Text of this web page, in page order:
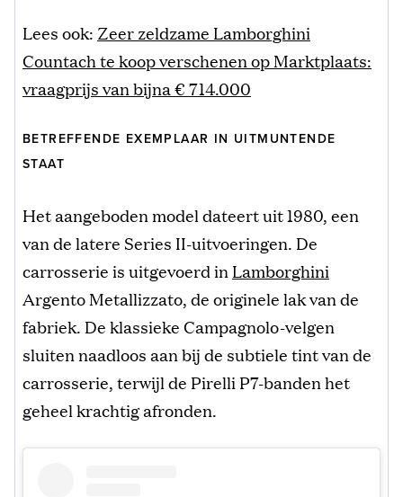
Lees ook: Zeer zeldzame Lamborghini
Countach te koop verschenen op Marktplaats:
vraagprijs van bijna € 714.000
BETREFFENDE EXEMPLAAR IN UITMUNTENDE
STAAT
Het aangeboden model dateert uit 1980, een
van de latere Series II-uitvoeringen. De
carrosserie is uitgevoerd in Lamborghini
Argento Metallizzato, de originele lak van de
fabriek. De klassieke Campagnolo-velgen
sluiten naadloos aan bij de subtiele tint van de
carrosserie, terwijl de Pirelli P7-banden het
geheel krachtig afronden.